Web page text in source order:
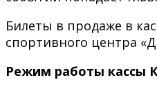
Билеты в продаже в
спортивного центра
Режим работы кассы